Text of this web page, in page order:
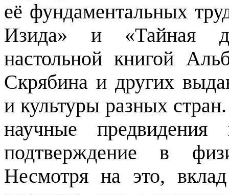
её фундаментальных
Изида» и «Тайная
настольной книгой
Скрябина и других
и культуры разных
научные предвидения
подтверждение в
Несмотря на это,